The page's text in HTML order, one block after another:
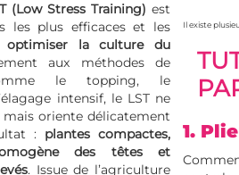
(Low Stress Training) est
les plus efficaces et les
optimiser la culture du
aux méthodes de
le topping, le
intensif, le LST ne
mais oriente délicatement
: plantes compactes,
des têtes et
. Issue de l’agriculture
Il existe
1.